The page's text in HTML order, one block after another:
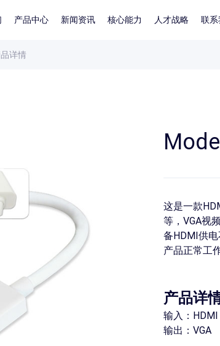
产品中心 新闻资讯 核心能力 人才战略 联系
详情
这是一款
等，VGA视
备HDMI供
产品正常工
产品详
输入：HDMI
输出：VGA